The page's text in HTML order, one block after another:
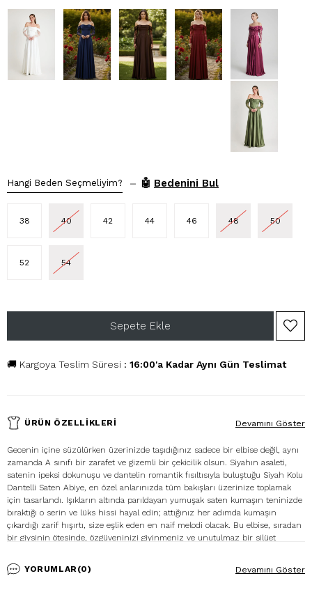
Hangi Beden Seçmeliyim? – 🤖 Bedenini Bul
38 40 42 44 46 48 50
52 54
🚚 Kargoya Teslim Süresi : 16:00'a Kadar Aynı Gün Teslimat
ÜRÜN ÖZELLIKLERI
Gecenin içine süzülürken üzerinizde taşıdığınız sadece bir elbise değil, aynı
zamanda A sınıfı bir zarafet ve gizemli bir çekicilik olsun. Siyahın asaleti,
satenin ipeksi dokunuşu ve dantelin romantik fısıltısıyla buluştuğu Siyah Kolu
Dantelli Saten Abiye, en özel anlarınızda tüm bakışları üzerinize toplamak
için tasarlandı. Işıkların altında parıldayan yumuşak saten kumaşın teninizde
bıraktığı o serin ve lüks hissi hayal edin; attığınız her adımda kumaşın
çıkardığı zarif hışırtı, size eşlik eden en naif melodi olacak. Bu elbise, sıradan
bir giysinin ötesinde, özgüveninizi giyinmeniz ve unutulmaz bir silüet
heykeltıraş titizliğiyle saran kalıbı, satenin pürüzsüz yüzeyi sayesinde akıcı
bir şelale gibi üzerinizden dökülür. Kumaşın göz alıcı parlaklığı,
Devamını Göster
YORUMLAR(0) Devamını Göster